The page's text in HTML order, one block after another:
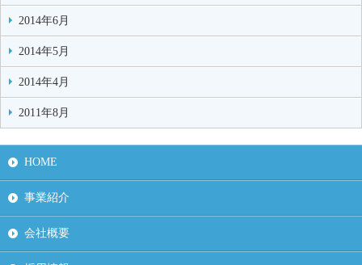
2014年6月
2014年5月
2014年4月
2011年8月
HOME
事業紹介
会社概要